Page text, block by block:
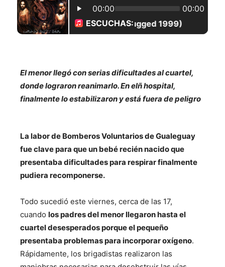
El menor llegó con serias dificultades al cuartel,
donde lograron reanimarlo. En elñ hospital,
finalmente lo estabilizaron y está fuera de peligro
La labor de Bomberos Voluntarios de Gualeguay
fue clave para que un bebé recién nacido que
presentaba dificultades para respirar finalmente
pudiera recomponerse.
Todo sucedió este viernes, cerca de las 17,
cuando los padres del menor llegaron hasta el
cuartel desesperados porque el pequeño
presentaba problemas para incorporar oxígeno.
Rápidamente, los brigadistas realizaron las